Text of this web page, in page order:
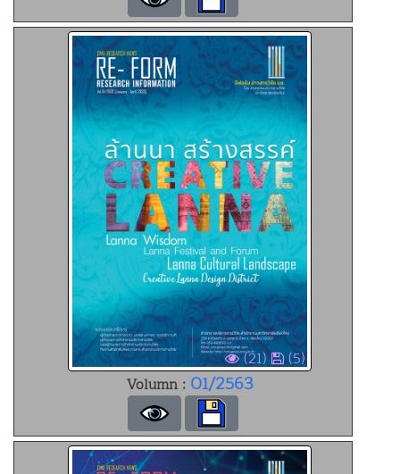
(21)
(5)
Volumn : 01/2563